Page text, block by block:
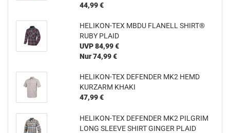
44,99 €
HELIKON-TEX MBDU FLANELL SHIRT®
RUBY PLAID
UVP 84,99 €
Nur 74,99 €
HELIKON-TEX DEFENDER MK2 HEMD
KURZARM KHAKI
47,99 €
HELIKON-TEX DEFENDER MK2 PILGRIM
LONG SLEEVE SHIRT GINGER PLAID